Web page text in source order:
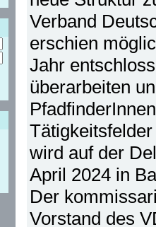
Verband
erschien
Jahr
überarbeiten
wird auf der
April 2024 in
Der
Vorstand des